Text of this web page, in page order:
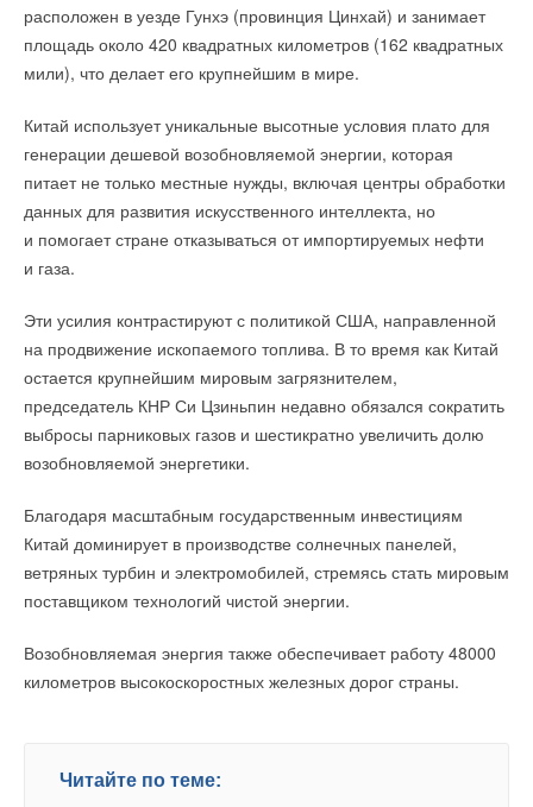
расположен в уезде Гунхэ (провинция Цинхай) и занимает
площадь около 420 квадратных километров (162 квадратных
мили), что делает его крупнейшим в мире.
Китай использует уникальные высотные условия плато для
генерации дешевой возобновляемой энергии, которая
питает не только местные нужды, включая центры обработки
данных для развития искусственного интеллекта, но
и помогает стране отказываться от импортируемых нефти
и газа.
Эти усилия контрастируют с политикой США, направленной
на продвижение ископаемого топлива. В то время как Китай
остается крупнейшим мировым загрязнителем,
председатель КНР Си Цзиньпин недавно обязался сократить
выбросы парниковых газов и шестикратно увеличить долю
возобновляемой энергетики.
Благодаря масштабным государственным инвестициям
Китай доминирует в производстве солнечных панелей,
ветряных турбин и электромобилей, стремясь стать мировым
поставщиком технологий чистой энергии.
Возобновляемая энергия также обеспечивает работу 48000
километров высокоскоростных железных дорог страны.
Читайте по теме:
поле между электродами, предотвращая утечки энергии
и повышая безопасность для людей и окружающей техники.
Для проверки своей идеи ученые изготовили макет системы
и провели серию испытаний. В качестве передающего
электрода использовалась чугунная крышка диаметром 33
сантиметра — типичная для городских коммуникаций, а в
качестве приемного — алюминиевая пластина,
закрепленная на нижней части автомобиля. Система
работала на частоте 13,56 мегагерца, что соответствует
промышленных применений.
В экспериментах исследователи сравнили несколько
материалов — медь, алюминий, сталь и ковкий чугун.
Оказалось, что чугунные пластины обеспечивают почти
такую же эффективность, как и медные, хотя обладают
электродами всего два миллиметра емкость достигала 70
пикофарад — показатель, сравнимый с лучшими образцами
на основе цветных металлов. Испытания также показали, что
шероховатая литая поверхность чугуна даже улучшает связь,
При подаче мощности 100 ватт система достигала
электрод смещался в сторону на 20 сантиметров, что
имитирует движение автомобиля, эффективность оставалась
защита двигателя Kriwan;
подшипники SKF;
клапанная доска Hoerbiger с прокладками Victor Reinz;
и температурному применению.
ИСТОЧНИК:
→
Запорные клапаны Ридан для систем холодоснабжения
одобрены сертификатом РМРС
НОВОСТИ СОК 6 АВГУСТА 2026
→
Новые версии комбинированных балансировочных
НОВОСТИ СОК 30 ИЮЛЯ 2026
→
Ридан объявил о старте продаж автоматического
→
Специальная версия теплообменника НН19 с
НОВОСТИ СОК 15 ИЮЛЯ 2026
→
Ридан расширил линейку оборудования для
малоаммиакоёмких холодильных систем
НОВОСТИ СОК 13 ИЮЛЯ 2026
→
НОВОСТИ СОК 16 ИЮНЯ 2026